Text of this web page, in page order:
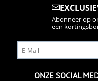
Abonneer op
een
ONZE SOCIAL